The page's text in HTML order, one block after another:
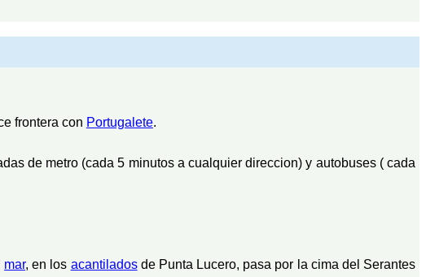
frontera con Portugalete.
de metro (cada 5 minutos a cualquier direccion) y autobuses ( cada
mar, en los acantiladosde Punta Lucero, pasa por la cima del Serantes